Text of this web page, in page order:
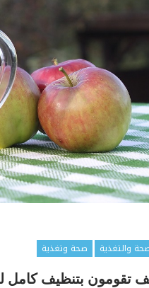
والتغذية
صحة وتغذية
تقومون بتنظيف كامل